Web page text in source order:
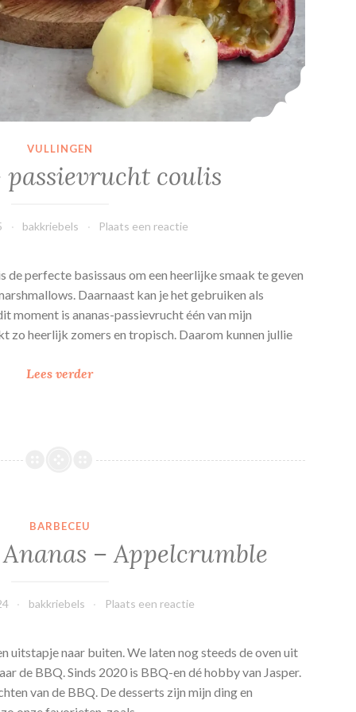
h
e
e
s
e
c
a
s
VULLINGEN
passievrucht coulis
bakkriebels Plaats een reactie
de perfecte basissaus om een heerlijke smaak te geven
Daarnaast kan je het gebruiken als
moment is ananas-passievrucht één van mijn
zo heerlijk zomers en tropisch. Daarom kunnen jullie
Lees verderA
s
r
u
c
BARBECEU
– Appelcrumble
bakkriebels Plaats een reactie
uitstapje naar buiten. We laten nog steeds de oven uit
de BBQ. Sinds 2020 is BBQ-en dé hobby van Jasper.
van de BBQ. De desserts zijn mijn ding en